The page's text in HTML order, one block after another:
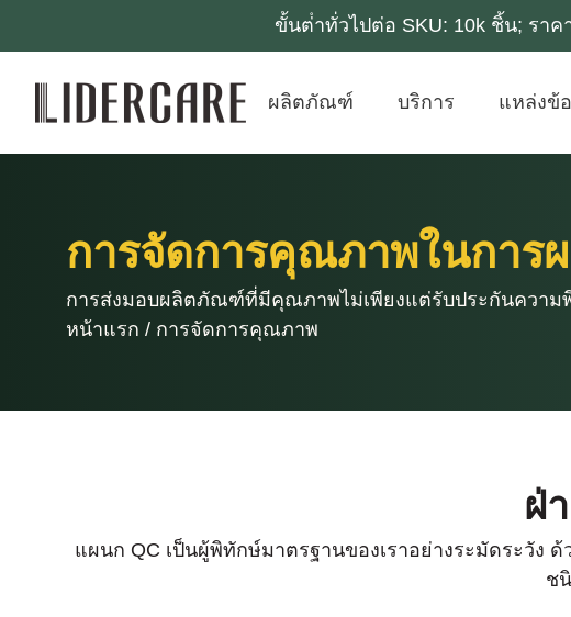
ขั้นต่ําทั่วไปต่อ SKU: 10k ชิ้น; รา
ผลิตภัณฑ์ บริการ แหล่งข้
การจัดการคุณภาพในการ
การส่งมอบผลิตภัณฑ์ที่มีคุณภาพไม่เพียงแต่รับประกันความ
หน้าแรก / การจัดการคุณภาพ
ฝ่
แผนก QC เป็นผู้พิทักษ์มาตรฐานของเราอย่างระมัดระวั
ช